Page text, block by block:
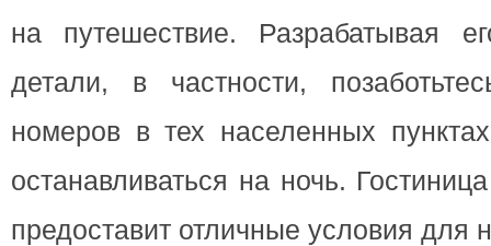
на путешествие. Разрабатывая
детали, в частности,
номеров в тех населенных
останавливаться на ночь.
предоставит отличные условия для